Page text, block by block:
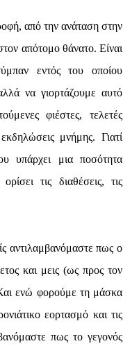
από την ανάταση στην
απότομο θάνατο. Είναι
εντός του οποίου
να γιορτάζουμε αυτό
φιέστες, τελετές
μνήμης. Γιατί
υπάρχει μια ποσότητα
τις διαθέσεις, τις
αντιλαμβανόμαστε πως ο
και μεις (ως προς τον
ενώ φορούμε τη μάσκα
εορτασμό και τις
πως το γεγονός